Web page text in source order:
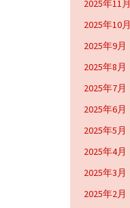
2025年11月
2025年10月
2025年9月
2025年8月
2025年7月
2025年6月
2025年5月
2025年4月
2025年3月
2025年2月